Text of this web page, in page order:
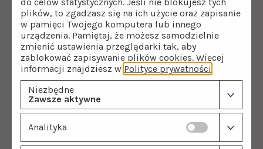
Filtry wody i powietrza
Zmiękczacze wody
Filtry multifunkcyjne
Odwrócona osmoza
Odżelaziacze i odmanganiacze
Sterylizatory UV
Kolumny filtracyjne
plików, to zgadzasz się na ich użycie oraz zapisanie
w pamięci Twojego komputera lub innego
urządzenia. Pamiętaj, że możesz samodzielnie
zmienić ustawienia przeglądarki tak, aby
zablokować zapisywanie plików cookies. Więcej
informacji znajdziesz w Polityce prywatności
Niezbędne
Zawsze aktywne
Analityka